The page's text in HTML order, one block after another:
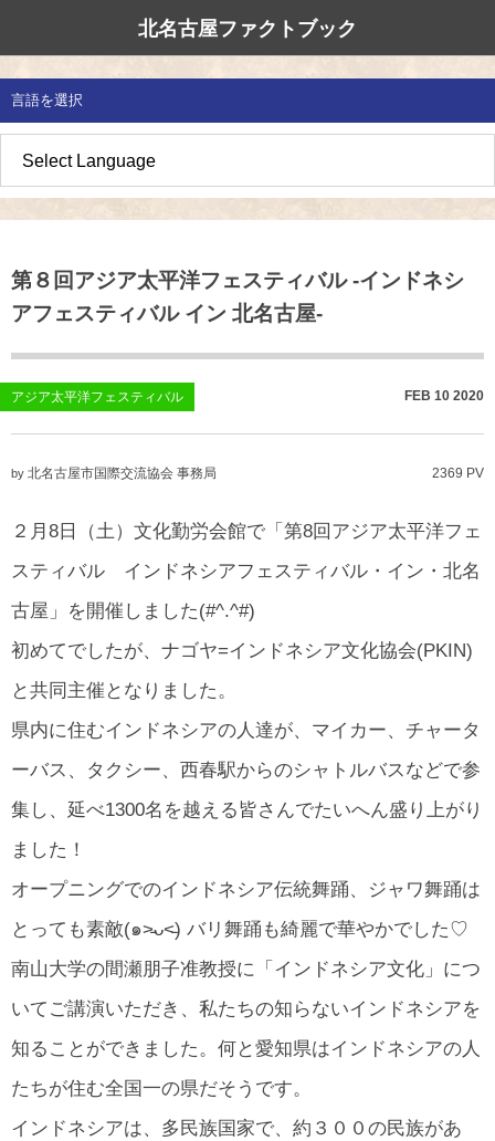
北名古屋ファクトブック
言語を選択
第８回アジア太平洋フェスティバル -インドネシ
アフェスティバル イン 北名古屋-
アジア太平洋フェスティバル FEB 10 2020
by 北名古屋市国際交流協会 事務局 2369 PV
２月8日（土）文化勤労会館で「第8回アジア太平洋フェ
スティバル インドネシアフェスティバル・イン・北名
古屋」を開催しました(#^.^#)
初めてでしたが、ナゴヤ=インドネシア文化協会(PKIN)
と共同主催となりました。
県内に住むインドネシアの人達が、マイカー、チャータ
ーバス、タクシー、西春駅からのシャトルバスなどで参
集し、延べ1300名を越える皆さんでたいへん盛り上がり
ました！
オープニングでのインドネシア伝統舞踊、ジャワ舞踊は
とっても素敵(๑˃̵ᴗ˂̵) バリ舞踊も綺麗で華やかでした♡
南山大学の間瀬朋子准教授に「インドネシア文化」につ
いてご講演いただき、私たちの知らないインドネシアを
知ることができました。何と愛知県はインドネシアの人
たちが住む全国一の県だそうです。
インドネシアは、多民族国家で、約３００の民族があ
地域みがき
地域じまん
オススメの場所
イベント・活動紹介 草の根交流
多文化共生社
日本語教室
生活情報
私たちの国際
ボランティア
愛知県防災・
市民アンケート結果